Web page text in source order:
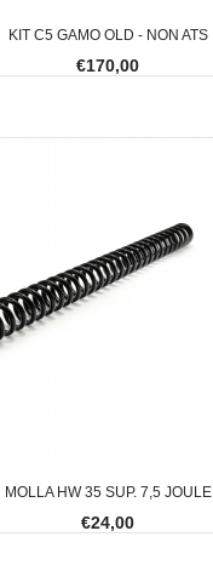
KIT C5 GAMO OLD - NON ATS
€170,00
MOLLA HW 35 SUP. 7,5 JOULE
€24,00